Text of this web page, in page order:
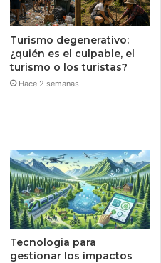
Turismo degenerativo:
¿quién es el culpable, el
turismo o los turistas?
Hace 2 semanas
Tecnologia para
gestionar los impactos